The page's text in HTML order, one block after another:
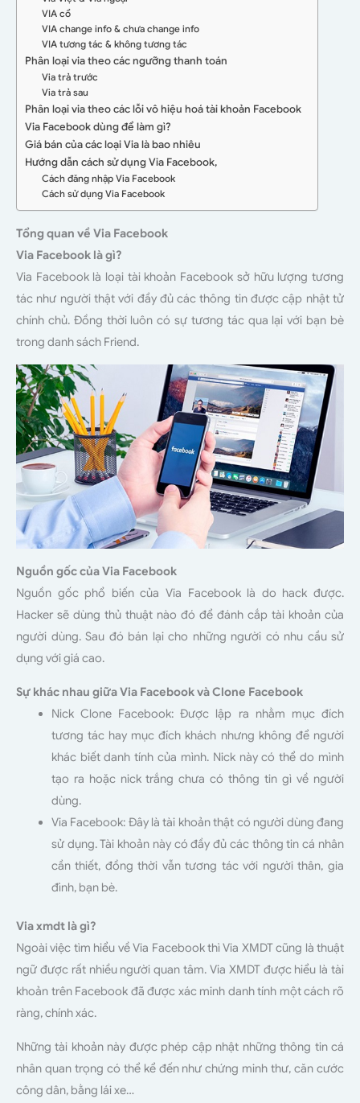
VIA cổ
VIA change info & chưa change info
VIA tương tác & không tương tác
Phân loại via theo các ngưỡng thanh toán
Via trả trước
Via trả sau
Phân loại via theo các lỗi vô hiệu hoá tài khoản Facebook
Via Facebook dùng để làm gì?
Giá bán của các loại Via là bao nhiêu
Hướng dẫn cách sử dụng Via Facebook,
Cách đăng nhập Via Facebook
Cách sử dụng Via Facebook
Tổng quan về Via Facebook
Via Facebook là gì?
Via Facebook là loại tài khoản Facebook sở hữu lượng tương
tác như người thật với đầy đủ các thông tin được cập nhật tử
chính chủ. Đồng thời luôn có sự tương tác qua lại với bạn bè
trong danh sách Friend.
Nguồn gốc của Via Facebook
Nguồn gốc phổ biến của Via Facebook là do hack được.
Hacker sẽ dùng thủ thuật nào đó để đánh cắp tài khoản của
người dùng. Sau đó bán lại cho những người có nhu cầu sử
dụng với giá cao.
Sự khác nhau giữa Via Facebook và Clone Facebook
Nick Clone Facebook: Được lập ra nhằm mục đích
tương tác hay mục đích khách nhưng không để người
khác biết danh tính của mình. Nick này có thể do mình
tạo ra hoặc nick trắng chưa có thông tin gì về người
dùng.
Via Facebook: Đây là tài khoản thật có người dùng đang
sử dụng. Tài khoản này có đầy đủ các thông tin cá nhân
cần thiết, đồng thời vẫn tương tác với người thân, gia
đình, bạn bè.
Via xmdt là gì?
Ngoài việc tìm hiểu về Via Facebook thì Via XMDT cũng là thuật
ngữ được rất nhiều người quan tâm. Via XMDT được hiểu là tài
khoản trên Facebook đã được xác minh danh tính một cách rõ
ràng, chính xác.
Những tài khoản này được phép cập nhật những thông tin cá
nhân quan trọng có thể kể đến như chứng minh thư, căn cước
công dân, bằng lái xe…